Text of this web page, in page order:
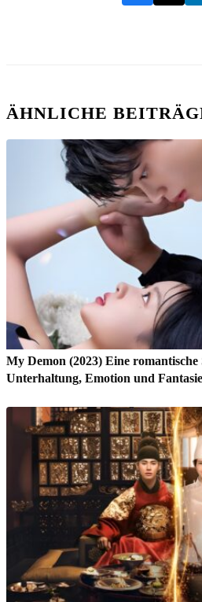
ÄHNLICHE
My Demon (2023) Eine
Unterhaltung, Emotion und Fantasie